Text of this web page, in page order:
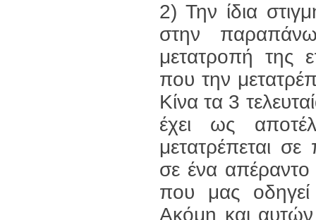
2) Την ίδια
στην παραπάνω
μετατροπή της
που την
Κίνα τα 3
έχει ως
μετατρέπεται
σε ένα απέραντο
που μας οδηγεί
Ακόμη και